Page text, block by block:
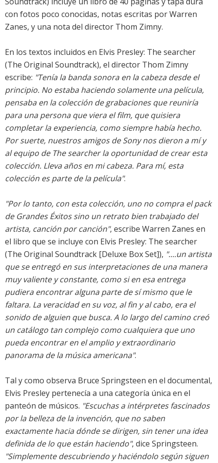
con fotos poco conocidas, notas escritas por Warren
Zanes, y una nota del director Thom Zimny.
En los textos incluidos en Elvis Presley: The searcher
(The Original Soundtrack), el director Thom Zimny
escribe: "Tenía la banda sonora en la cabeza desde el
principio. No estaba haciendo solamente una película,
pensaba en la colección de grabaciones que reuniría
para una persona que viera el film, que quisiera
completar la experiencia, como siempre había hecho.
Por suerte, nuestros amigos de Sony nos dieron a mí y
al equipo de The searcher la oportunidad de crear esta
colección. Lleva años en mi cabeza. Para mí, esta
colección es parte de la película".
"Por lo tanto, con esta colección, uno no compra el pack
de Grandes Éxitos sino un retrato bien trabajado del
artista, canción por canción", escribe Warren Zanes en
el libro que se incluye con Elvis Presley: The searcher
(The Original Soundtrack [Deluxe Box Set]), "....un artista
que se entregó en sus interpretaciones de una manera
muy valiente y constante, como si en esa entrega
pudiera encontrar alguna parte de sí mismo que le
faltara. La veracidad en su voz, al fin y al cabo, era el
sonido de alguien que busca. A lo largo del camino creó
un catálogo tan complejo como cualquiera que uno
pueda encontrar en el amplio y extraordinario
panorama de la música americana".
Tal y como observa Bruce Springsteen en el documental,
Elvis Presley pertenecía a una categoría única en el
panteón de músicos. "Escuchas a intérpretes fascinados
por la belleza de la invención, que no saben
exactamente hacia dónde se dirigen, sin tener una idea
definida de lo que están haciendo", dice Springsteen.
"Simplemente descubriendo y haciéndolo según siguen